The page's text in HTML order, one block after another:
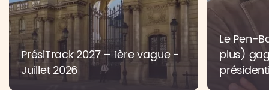
PrésiTrack 2027 – 1ère vague -
Juillet 2026
Le Pen-
plus)